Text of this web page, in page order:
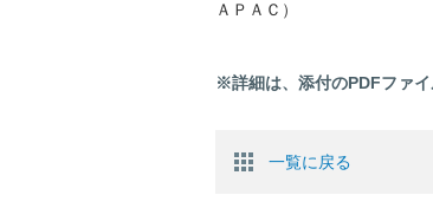
ＡＰＡＣ）
※詳細は、添付のPDFファイ
一覧に戻る